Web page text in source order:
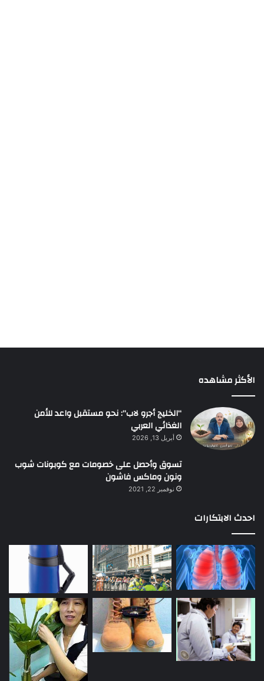
الأكثر مشاهده
“الخليج أجرو لاب”: نحو مستقبل واعد للأمن
الغذائي العربي
أبريل 13, 2026
تسوق وأحصل على خصومات مع كوبونات شوب
ونون وماكس فاشون
نوفمبر 22, 2021
احدث الابتكارات